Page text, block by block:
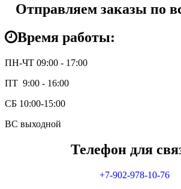
Отправляем заказы по
Время работы:
ПН-ЧТ 09:00 - 17:00
ПТ 9:00 - 16:00
СБ 10:00-15:00
ВС выходной
Телефон для
+7-902-978-10-76